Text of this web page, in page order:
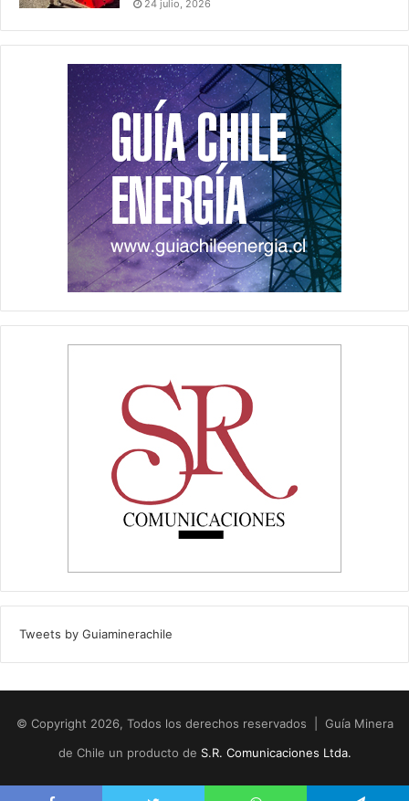
24 julio, 2026
Tweets by Guiaminerachile
© Copyright 2026, Todos los derechos reservados | Guía Minera
de Chile un producto de S.R. Comunicaciones Ltda.